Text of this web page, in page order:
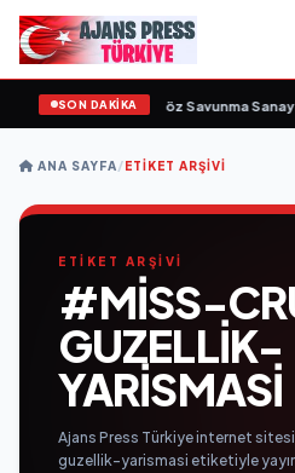
SON DAKİKA
gün sayıyor• Açıkgöz Savunma
ANA SAYFA/ETIKET ARŞIVI
ETİKET ARŞİVİ
#MISS-
GUZELLIK-
YARISMASI
Ajans Press Türkiye internet
guzellik-yarismasi etiketiyle